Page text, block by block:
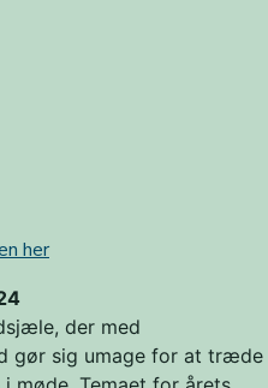
her
der med
gør sig umage for at træde